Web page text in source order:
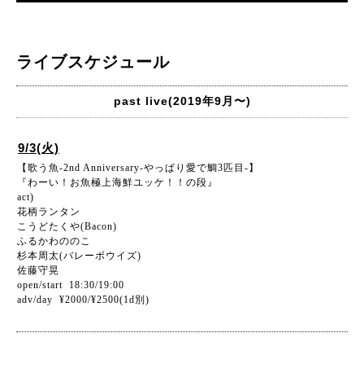
ライブスケジュール
past live(2019年9月〜)
9/3(火)
【歌う魚-2nd Anniversary-やっぱり愛で鯛3匹目-】
『わーい！お魚極上海鮮ユッケ！！の段』
act)
花柄ランタン
こうどたくや(Bacon)
ふるかわののこ
杉本周太(バレーボウイズ)
佐藤守晃
open/start 18:30/19:00
adv/day ¥2000/¥2500(1d別)